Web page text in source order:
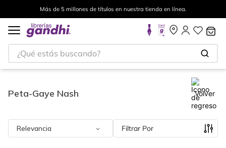
Más de 5 millones de títulos en nuestra tienda en línea.
¿Qué estás buscando?
Peta-Gaye Nash Volver
Relevancia Filtrar